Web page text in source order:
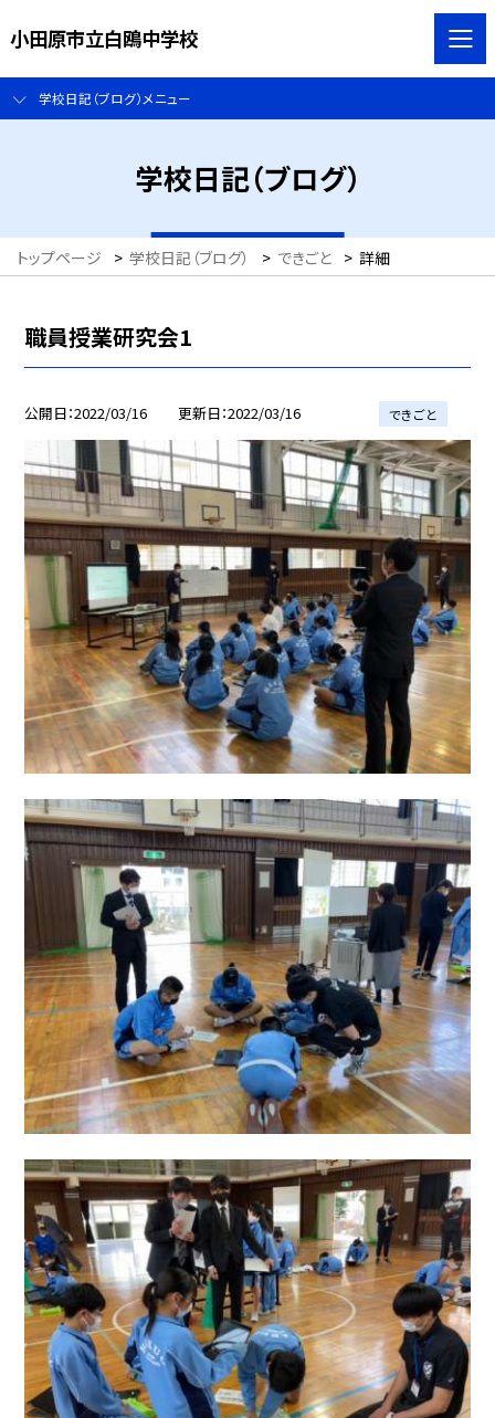
小田原市立白鴎中学校
学校日記（ブログ）メニュー
学校日記（ブログ）
トップページ > 学校日記（ブログ） > できごと > 詳細
職員授業研究会1
公開日 2022/03/16 更新日 2022/03/16 できごと